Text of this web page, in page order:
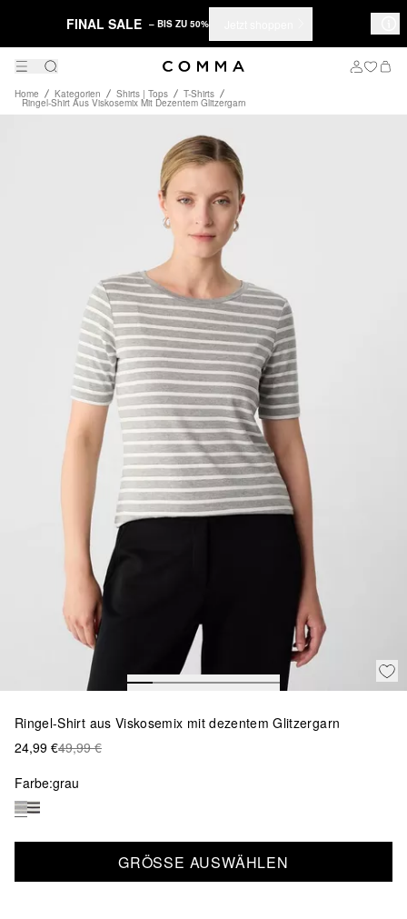
FINAL SALE – BIS ZU 50%
Home Kategorien Shirts | Tops T-Shirts
Ringel-Shirt Aus Viskosemix Mit Dezentem Glitzergarn
Ringel-Shirt aus Viskosemix mit dezentem Glitzergarn
24,99 €49,99 €
Farbe:grau
GRÖSSE AUSWÄHLEN